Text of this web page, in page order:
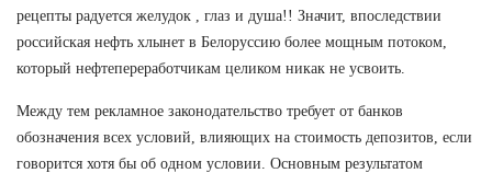
рецепты радуется желудок , глаз и душа!! Значит, впоследствии
российская нефть хлынет в Белоруссию более мощным потоком,
который нефтепереработчикам целиком никак не усвоить.
Между тем рекламное законодательство требует от банков
обозначения всех условий, влияющих на стоимость депозитов, если
говорится хотя бы об одном условии. Основным результатом